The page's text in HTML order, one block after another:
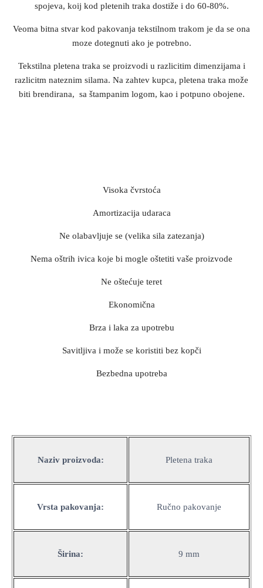
spojeva, koij kod pletenih traka dostiže i do 60-80%.
Veoma bitna stvar kod pakovanja tekstilnom trakom je da se ona
moze dotegnuti ako je potrebno.
Tekstilna pletena traka se proizvodi u razlicitim dimenzijama i
razlicitm nateznim silama. Na zahtev kupca, pletena traka može
biti brendirana, sa štampanim logom, kao i potpuno obojene.
Visoka čvrstoća
Amortizacija udaraca
Ne olabavljuje se (velika sila zatezanja)
Nema oštrih ivica koje bi mogle oštetiti vaše proizvode
Ne oštećuje teret
Ekonomična
Brza i laka za upotrebu
Savitljiva i može se koristiti bez kopči
Bezbedna upotreba
Naziv proizvoda: Pletena traka
Vrsta pakovanja: Ručno pakovanje
Širina: 9 mm